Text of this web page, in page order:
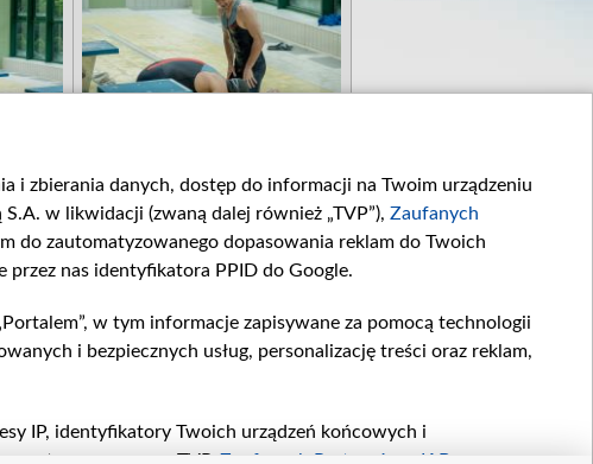
i zbierania danych, dostęp do informacji na Twoim urządzeniu
w likwidacji (zwaną dalej również „TVP”), Zaufanych
do zautomatyzowanego dopasowania reklam do Twoich
przez nas identyfikatora PPID do Google.
w tym informacje zapisywane za pomocą technologii
i bezpiecznych usług, personalizację treści oraz reklam,
IP, identyfikatory Twoich urządzeń końcowych i